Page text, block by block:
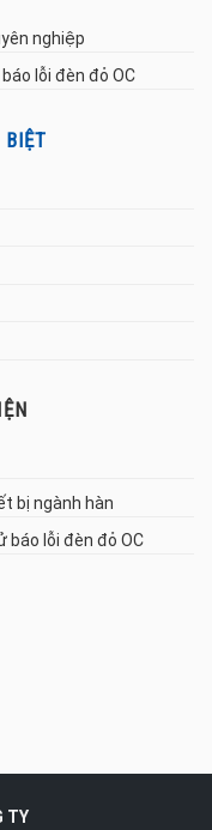
nghiệp
lỗi đèn đỏ OC
bị ngành hàn
báo lỗi đèn đỏ OC
TY